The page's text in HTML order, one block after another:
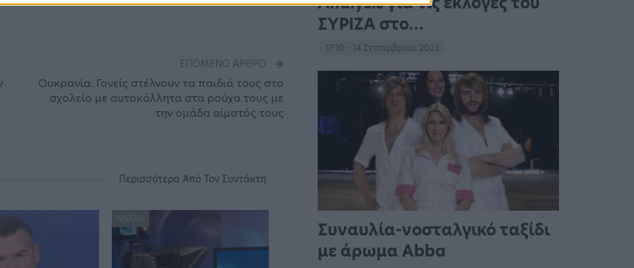
ΕΠΌΜΕΝΟ ΆΡΘΡΟ
Ουκρανία: Γονείς στέλνουν τα παιδιά τους στο
σχολείο με αυτοκόλλητα στα ρούχα τους με
την ομάδα αίματός τους
Περισσότερα Από Τον Συντάκτη
MEDIA
ΣΥΡΙΖΑ στο…
17:10 - 14 Σεπτεμβρίου 2023
Συναυλία-νοσταλγικό ταξίδι
με άρωμα Abba